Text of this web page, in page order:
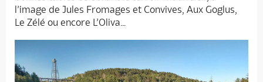
l’image de Jules Fromages et Convives, Aux Goglus,
Le Zélé ou encore L’Oliva…